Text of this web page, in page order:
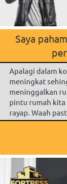
Saya
Apalagi dalam
meningkat
meninggalkan
pintu rumah kita
rayap. Waah